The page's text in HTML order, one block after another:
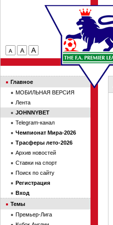
Главное
МОБИЛЬНАЯ ВЕРСИЯ
Лента
JOHNNYBET
Telegram-канал
Чемпионат Мира-2026
Трасферы лето-2026
Архив новостей
Ставки на спорт
Поиск по сайту
Регистрация
Вход
Темы
Премьер-Лига